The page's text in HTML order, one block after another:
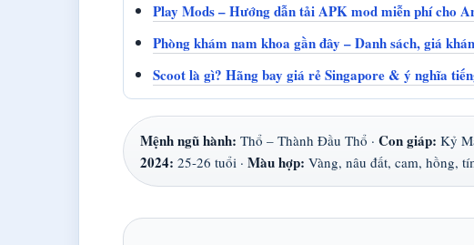
Play Mods – Hướng dẫn tải APK mod miễn phí cho
Phòng khám nam khoa gần đây – Danh sách, giá
Scoot là gì? Hãng bay giá rẻ Singapore & ý nghĩa
Mệnh ngũ hành: Thổ – Thành Đầu Thổ · Con giáp: Kỷ
2024: 25-26 tuổi · Màu hợp: Vàng, nâu đất, cam, hồng,